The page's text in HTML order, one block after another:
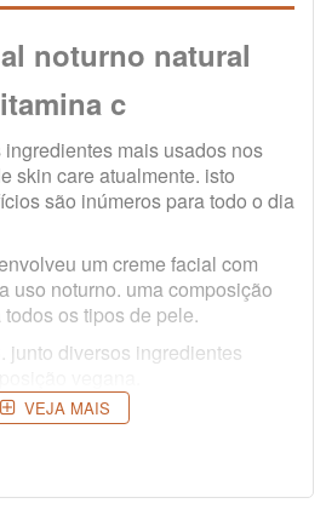
noturno natural
c
mais usados nos
skin care atualmente. isto
são inúmeros para todo o dia
um creme facial com
uso noturno. uma composição
os tipos de pele.
junto diversos ingredientes
VEJA MAIS